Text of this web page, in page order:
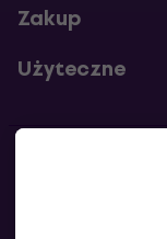
Zakup
Użyteczne